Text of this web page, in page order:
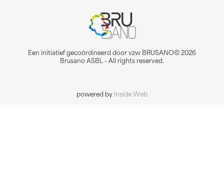
Een initiatief gecoördineerd door vzw BRUSANO© 2026
Brusano ASBL - All rights reserved.
powered by Inside Web